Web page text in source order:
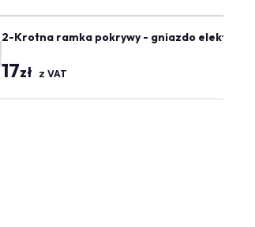
2-Krotna ramka pokrywy - gniazdo
17zł z VAT